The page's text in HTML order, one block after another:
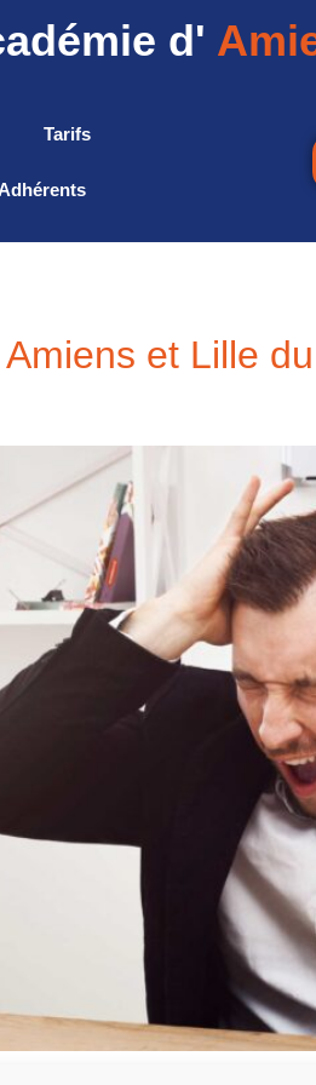
d'
Tarifs
et Lille